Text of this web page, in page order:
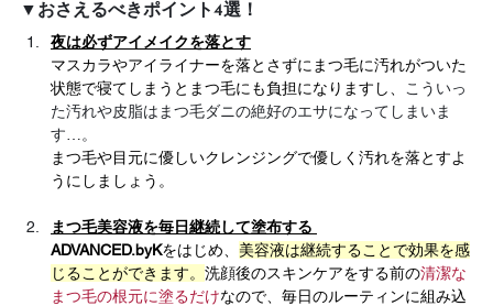
▼おさえるべきポイント4選！
夜は必ずアイメイクを落とす
マスカラやアイライナーを落とさずにまつ毛に汚れがついた
状態で寝てしまうとまつ毛にも負担になりますし、
こういっ
た汚れや皮脂はまつ毛ダニの絶好のエサになってしまいま
す…。
まつ毛や目元に優しいクレンジングで優しく汚れを落とすよ
うにしましょう。
まつ毛美容液を毎日継続して塗布する
ADVANCED.byKをはじめ、 美容液は継続することで効果を感
じることができます。 洗顔後のスキンケアをする前の清潔な
まつ毛の根元に塗るだけなので、毎日のルーティンに組み込